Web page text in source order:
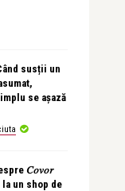
susții un
se așază
𝐶𝑜𝑣𝑜𝑟
la un shop de